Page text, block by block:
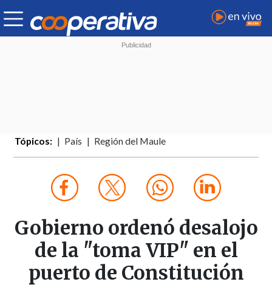
Tópicos: País Región del Maule
Gobierno ordenó desalojo
de la "toma VIP" en el
puerto de Constitución